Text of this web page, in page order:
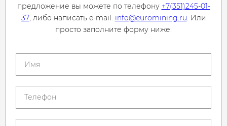
предложение вы можете по телефону +7(351)245-01-
37, либо написать e-mail: info@euromining.ru. Или
просто заполните форму ниже: